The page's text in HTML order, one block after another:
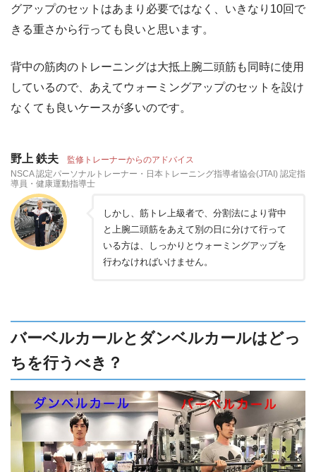
グアップのセットはあまり必要ではなく、いきなり10回で
きる重さから行っても良いと思います。
背中の筋肉のトレーニングは大抵上腕二頭筋も同時に使用
しているので、あえてウォーミングアップのセットを設け
なくても良いケースが多いのです。
野上 鉄夫 監修トレーナーからのアドバイス
NSCA 認定パーソナルトレーナー・日本トレーニング指導者協会(JTAI) 認定指
導員・健康運動指導士
しかし、筋トレ上級者で、分割法により背中
と上腕二頭筋をあえて別の日に分けて行って
いる方は、しっかりとウォーミングアップを
行わなければいけません。
バーベルカールとダンベルカールはどっ
ちを行うべき？